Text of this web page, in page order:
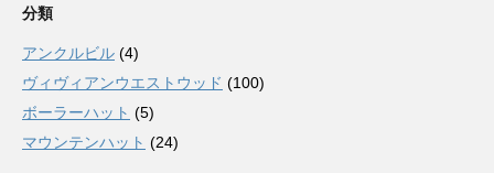
分類
アンクルビル (4)
ヴィヴィアンウエストウッド (100)
ボーラーハット (5)
マウンテンハット (24)